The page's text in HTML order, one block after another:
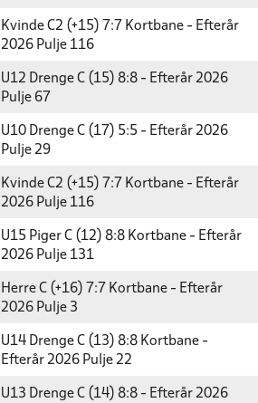
Kvinde C2 (+15) 7:7 Kortbane - Efterår
2026 Pulje 116
U12 Drenge C (15) 8:8 - Efterår 2026
Pulje 67
U10 Drenge C (17) 5:5 - Efterår 2026
Pulje 29
Kvinde C2 (+15) 7:7 Kortbane - Efterår
2026 Pulje 116
U15 Piger C (12) 8:8 Kortbane - Efterår
2026 Pulje 131
Herre C (+16) 7:7 Kortbane - Efterår
2026 Pulje 3
U14 Drenge C (13) 8:8 Kortbane -
Efterår 2026 Pulje 22
U13 Drenge C (14) 8:8 - Efterår 2026